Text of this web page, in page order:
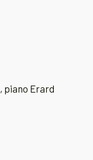
, piano Erard